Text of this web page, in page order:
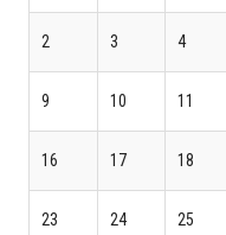
2 3 4
9 10 11
16 17 18
23 24 25